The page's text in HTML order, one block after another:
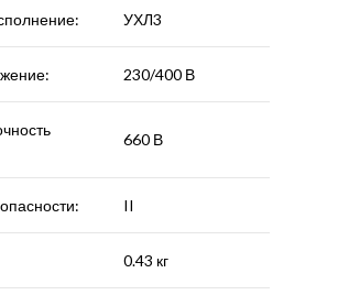
УХЛ3
230/400 В
660 В
II
0.43 кг